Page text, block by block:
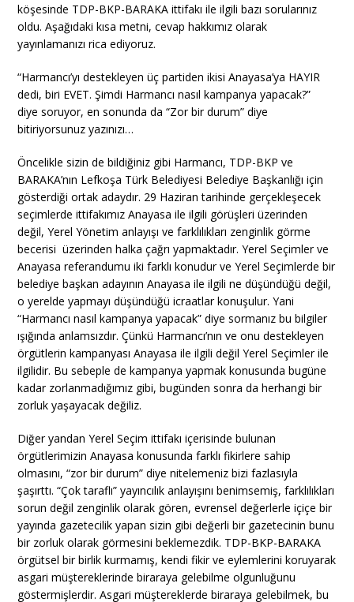
köşesinde TDP-BKP-BARAKA ittifakı ile ilgili bazı sorularınız
oldu. Aşağıdaki kısa metni, cevap hakkımız olarak
yayınlamanızı rica ediyoruz.
“Harmancı’yı destekleyen üç partiden ikisi Anayasa’ya HAYIR
dedi, biri EVET. Şimdi Harmancı nasıl kampanya yapacak?”
diye soruyor, en sonunda da “Zor bir durum” diye
bitiriyorsunuz yazınızı…
Öncelikle sizin de bildiğiniz gibi Harmancı, TDP-BKP ve
BARAKA’nın Lefkoşa Türk Belediyesi Belediye Başkanlığı için
gösterdiği ortak adaydır. 29 Haziran tarihinde gerçekleşecek
seçimlerde ittifakımız Anayasa ile ilgili görüşleri üzerinden
değil, Yerel Yönetim anlayışı ve farklılıkları zenginlik görme
becerisi üzerinden halka çağrı yapmaktadır. Yerel Seçimler ve
Anayasa referandumu iki farklı konudur ve Yerel Seçimlerde bir
belediye başkan adayının Anayasa ile ilgili ne düşündüğü değil,
o yerelde yapmayı düşündüğü icraatlar konuşulur. Yani
“Harmancı nasıl kampanya yapacak” diye sormanız bu bilgiler
ışığında anlamsızdır. Çünkü Harmancı’nın ve onu destekleyen
örgütlerin kampanyası Anayasa ile ilgili değil Yerel Seçimler ile
ilgilidir. Bu sebeple de kampanya yapmak konusunda bugüne
kadar zorlanmadığımız gibi, bugünden sonra da herhangi bir
zorluk yaşayacak değiliz.
Diğer yandan Yerel Seçim ittifakı içerisinde bulunan
örgütlerimizin Anayasa konusunda farklı fikirlere sahip
olmasını, “zor bir durum” diye nitelemeniz bizi fazlasıyla
şaşırttı. “Çok taraflı” yayıncılık anlayışını benimsemiş, farklılıkları
sorun değil zenginlik olarak gören, evrensel değerlerle içiçe bir
yayında gazetecilik yapan sizin gibi değerli bir gazetecinin bunu
bir zorluk olarak görmesini beklemezdik. TDP-BKP-BARAKA
örgütsel bir birlik kurmamış, kendi fikir ve eylemlerini koruyarak
asgari müştereklerinde biraraya gelebilme olgunluğunu
göstermişlerdir. Asgari müştereklerde biraraya gelebilmek, bu